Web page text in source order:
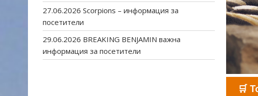
27.06.2026 Scorpions – информация за
посетители
29.06.2026 BREAKING BENJAMIN важна
информация за посетители